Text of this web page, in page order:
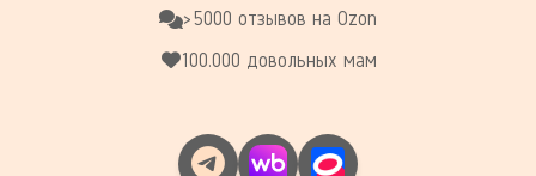
>5000 отзывов на Ozon
100.000 довольных мам